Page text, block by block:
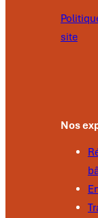
site
Nos